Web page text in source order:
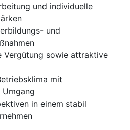
und individuelle
und
Vergütung sowie attraktive
mit
in einem stabil